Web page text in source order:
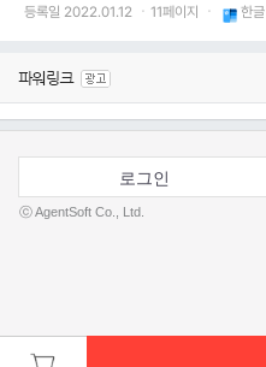
등록일 2022.01.12 ㆍ11페이지 ㆍ 한글
로그인
ⓒ AgentSoft Co., Ltd.